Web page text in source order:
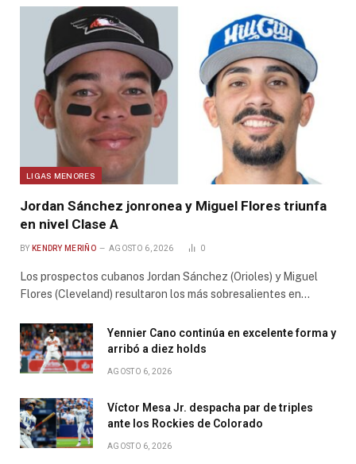
LIGAS MENORES
Jordan Sánchez jonronea y Miguel Flores triunfa
en nivel Clase A
BY KENDRY MERIÑO AGOSTO 6, 2026 0
Los prospectos cubanos Jordan Sánchez (Orioles) y Miguel
Flores (Cleveland) resultaron los más sobresalientes en…
Yennier Cano continúa en excelente forma y
arribó a diez holds
AGOSTO 6, 2026
Víctor Mesa Jr. despacha par de triples
ante los Rockies de Colorado
AGOSTO 6, 2026